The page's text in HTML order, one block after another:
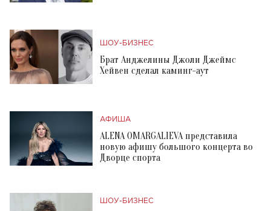
ШОУ-БИЗНЕС
Брат Анджелины Джоли Джеймс
Хейвен сделал каминг-аут
АФИША
ALENA OMARGALIEVA представила
новую афишу большого концерта во
Дворце спорта
ШОУ-БИЗНЕС